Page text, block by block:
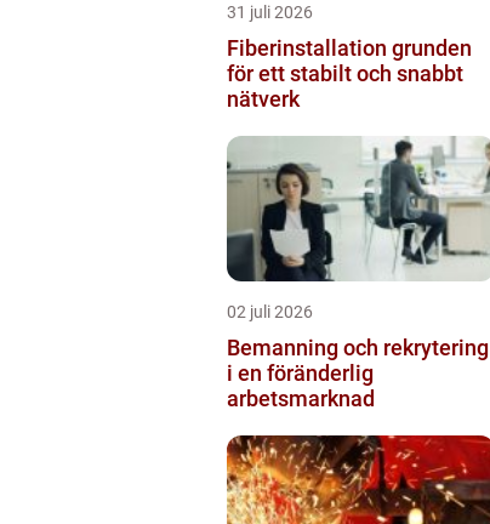
31 juli 2026
Fiberinstallation grunden
för ett stabilt och snabbt
nätverk
02 juli 2026
Bemanning och rekrytering
i en föränderlig
arbetsmarknad